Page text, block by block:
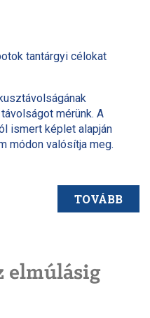
tantárgyi célokat
mérünk. A
ismert képlet alapján
módon valósítja meg.
TOVÁBB
elmúlásig